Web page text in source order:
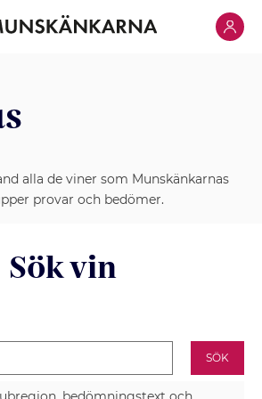
Klicka
alla de viner som Munskänkarnas
provar och bedömer.
Sök vin
SÖK